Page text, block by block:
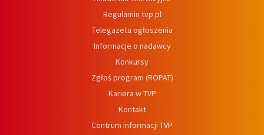
Regulamin tvp.pl
Telegazeta ogłoszenia
Informacje o nadawcy
Konkursy
Zgłoś program (ROPAT)
Kariera w TVP
Kontakt
Centrum informacji TVP